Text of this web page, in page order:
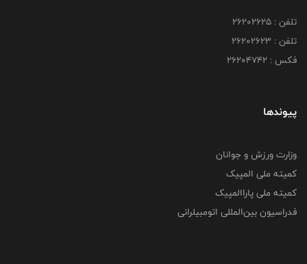
تلفن : ۲۶۲۰۲۶۲۵
تلفن : ۲۶۲۰۲۶۲۳
فکس : ۲۶۲۰۴۷۴۲
پیوندها
وزارت ورزش و جوانان
کمیته ملی المپیک
کمیته ملی پاراالمپیک
فدراسیون بین‌المللی اتومبیلرانی